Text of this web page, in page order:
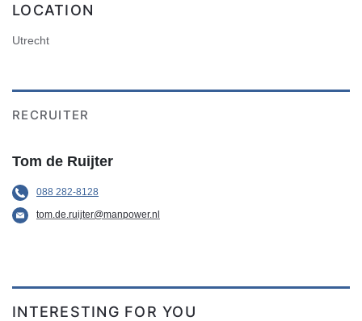
LOCATION
Utrecht
RECRUITER
Tom de Ruijter
088 282-8128
tom.de.ruijter@manpower.nl
INTERESTING FOR YOU